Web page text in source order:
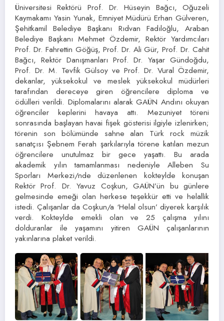
Üniversitesi Rektörü Prof. Dr. Hüseyin Bağcı, Oğuzeli
Kaymakamı Yasin Yunak, Emniyet Müdürü Erhan Gülveren,
Şehitkamil Belediye Başkanı Rıdvan Fadıloğlu, Araban
Belediye Başkanı Mehmet Özdemir, Rektör Yardımcıları
Prof. Dr. Fahrettin Göğüş, Prof. Dr. Ali Gür, Prof. Dr. Cahit
Bağcı, Rektör Danışmanları Prof. Dr. Yaşar Gündoğdu,
Prof. Dr. M. Tevfik Gülsoy ve Prof. Dr. Vural Özdemir,
dekanlar, yüksekokul ve meslek yüksekokul müdürleri
tarafından dereceye giren öğrencilere diploma ve
ödülleri verildi. Diplomalarını alarak GAÜN Andını okuyan
öğrenciler keplerini havaya attı. Mezuniyet töreni
sonrasında başlayan havai fişek gösterisi ilgiyle izlenirken;
törenin son bölümünde sahne alan Türk rock müzik
sanatçısı Şebnem Ferah şarkılarıyla törene katılan mezun
öğrencilere unutulmaz bir gece yaşattı. Bu arada
akademik yılın tamamlanması nedeniyle Alleben Su
Sporları Merkezi/nde düzenlenen kokteylde konuşan
Rektör Prof. Dr. Yavuz Coşkun, GAÜN’ün bu günlere
gelmesinde emeği olan herkese teşekkür etti ve helallik
istedi. Çalışanlar da Coşkun/a ‘Helal olsun’ diyerek karşılık
verdi. Kokteylde emekli olan ve 25 çalışma yılını
dolduranlar ile yaşamını yitiren GAÜN çalışanlarının
yakınlarına plaket verildi.